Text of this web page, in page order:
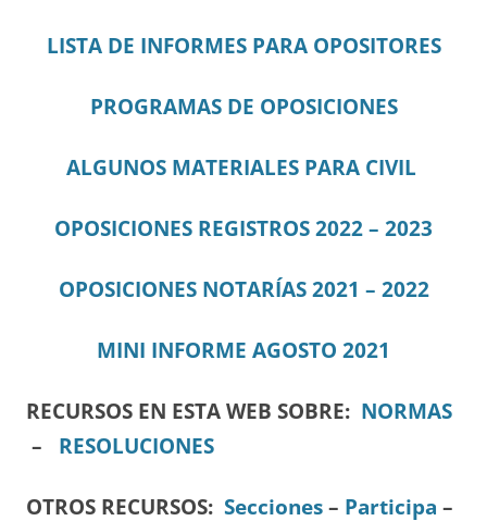
LISTA DE INFORMES PARA OPOSITORES
PROGRAMAS DE OPOSICIONES
ALGUNOS MATERIALES PARA CIVIL
OPOSICIONES REGISTROS 2022 – 2023
OPOSICIONES NOTARÍAS 2021 – 2022
MINI INFORME AGOSTO 2021
RECURSOS EN ESTA WEB SOBRE: NORMAS
– RESOLUCIONES
OTROS RECURSOS: Secciones – Participa –